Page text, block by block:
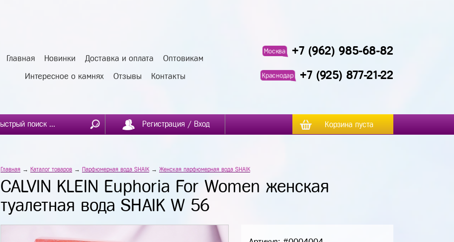
Главная Новинки Доставка и оплата Оптовикам
Интересное о камнях Отзывы Контакты
Москва +7 (962) 985-68-82
Краснодар +7 (925) 877-21-22
Регистрация / Вход Корзина пуста
Главная → Каталог товаров → Парфюмерная вода SHAIK → Женская парфюмерная вода SHAIK
CALVIN KLEIN Euphoria For Women женская
туалетная вода SHAIK W 56